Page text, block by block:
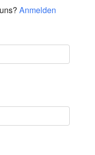
Anmelden